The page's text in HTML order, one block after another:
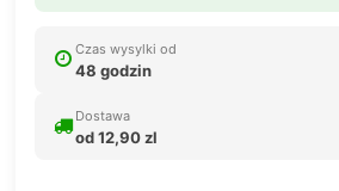
Czas wysylki od
48 godzin
Dostawa
od 12,90 zl